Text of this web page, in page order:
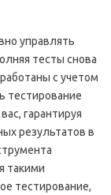
управлять
тесты снова
с учетом
тестирование
гарантируя
результатов в
такими
тестирование,